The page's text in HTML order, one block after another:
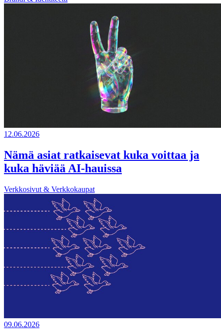
12.06.2026
Nämä asiat ratkaisevat kuka voittaa ja
kuka häviää AI-hauissa
Verkkosivut & Verkkokaupat
09.06.2026